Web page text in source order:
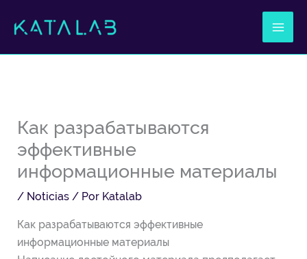
Как разрабатываются
эффективные
информационные материалы
/ Noticias / Por Katalab
Как разрабатываются эффективные
информационные материалы